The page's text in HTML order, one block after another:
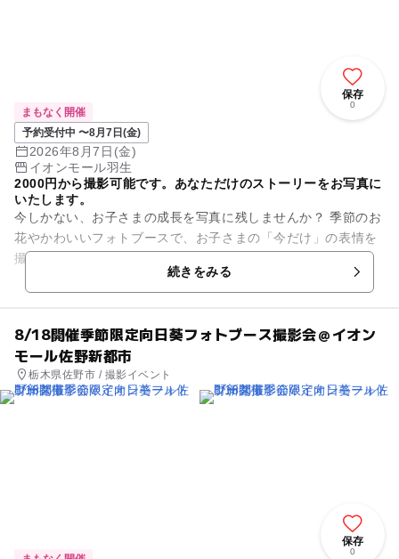
保存
0
まもなく開催
予約受付中 〜8月7日(金)
2026年8月7日(金)
イオンモール羽生
2000円から撮影可能です。あなただけのストーリーをお写真に
いたします。
今しかない、お子さまの成長を写真に残しませんか？ 季節のお
花やかわいいフォトブースで、お子さまの「今だけ」の表情を
撮影します。 ✔ バースデー ✔ ハーフバースデー ✔ 成長記
続きをみる
8/18開催季節限定向日葵フォトブース撮影会＠イオン
モール佐野新都市
栃木県佐野市 / 撮影イベント
保存
0